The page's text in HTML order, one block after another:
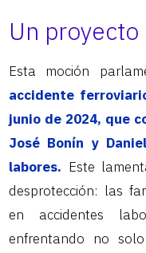
Un
Esta moción
accidente
junio de 2024, que
José Bonín y
labores. Este
desprotección: las
en accidentes
enfrentando no